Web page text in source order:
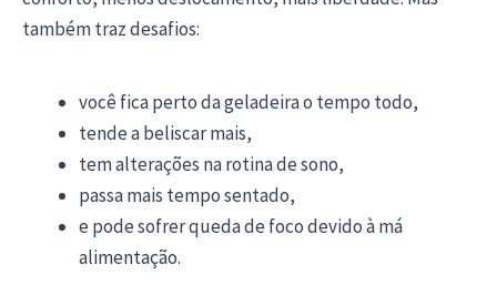
também traz desafios:
você fica perto da geladeira o tempo todo,
tende a beliscar mais,
tem alterações na rotina de sono,
passa mais tempo sentado,
e pode sofrer queda de foco devido à má
alimentação.